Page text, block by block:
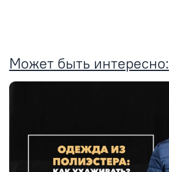
Может быть интересно: